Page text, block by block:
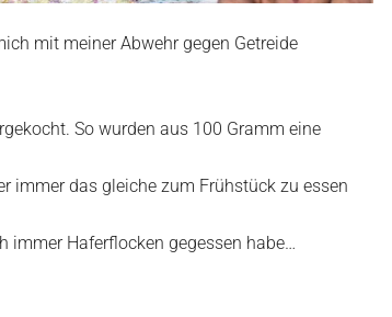
mit meiner Abwehr gegen Getreide
So wurden aus 100 Gramm eine
immer das gleiche zum Frühstück zu essen
immer Haferflocken gegessen habe…